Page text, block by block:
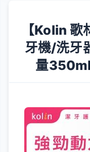
【Kolin
牙機/洗牙
量